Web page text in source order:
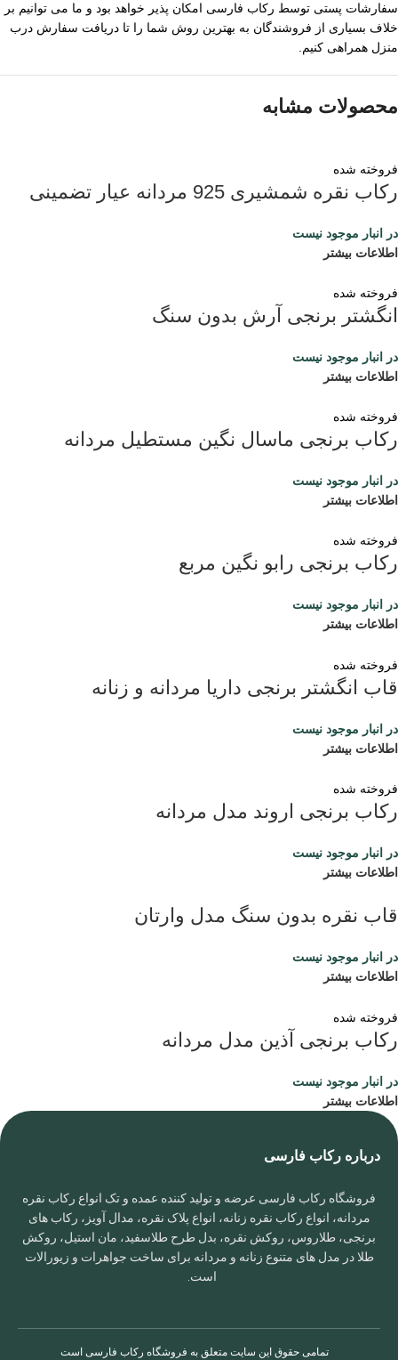
سفارشات پستی توسط رکاب فارسی امکان پذیر خواهد بود و ما می توانیم بر
خلاف بسیاری از فروشندگان به بهترین روش شما را تا دریافت سفارش درب
منزل همراهی کنیم.
محصولات مشابه
فروخته شده
رکاب نقره شمشیری 925 مردانه عیار تضمینی
در انبار موجود نیست
اطلاعات بیشتر
فروخته شده
انگشتر برنجی آرش بدون سنگ
در انبار موجود نیست
اطلاعات بیشتر
فروخته شده
رکاب برنجی ماسال نگین مستطیل مردانه
در انبار موجود نیست
اطلاعات بیشتر
فروخته شده
رکاب برنجی رابو نگین مربع
در انبار موجود نیست
اطلاعات بیشتر
فروخته شده
قاب انگشتر برنجی داریا مردانه و زنانه
در انبار موجود نیست
اطلاعات بیشتر
فروخته شده
رکاب برنجی اروند مدل مردانه
در انبار موجود نیست
اطلاعات بیشتر
قاب نقره بدون سنگ مدل وارتان
در انبار موجود نیست
اطلاعات بیشتر
فروخته شده
رکاب برنجی آذین مدل مردانه
در انبار موجود نیست
اطلاعات بیشتر
درباره رکاب فارسی
فروشگاه رکاب فارسی عرضه و تولید کننده عمده و تک انواع رکاب نقره
مردانه، انواع رکاب نقره زنانه، انواع پلاک نقره، مدال آویز، رکاب های
برنجی، طلاروس، روکش نقره، بدل طرح طلاسفید، مان استیل، روکش
طلا در مدل های متنوع زنانه و مردانه برای ساخت جواهرات و زیورالات
است.
تمامی حقوق این سایت متعلق به فروشگاه رکاب فارسی است